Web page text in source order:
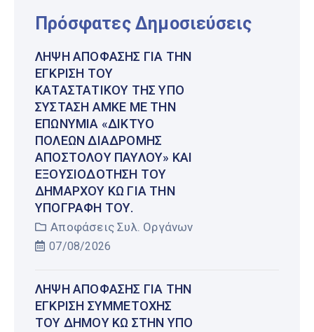
Πρόσφατες Δημοσιεύσεις
ΛΉΨΗ ΑΠΌΦΑΣΗΣ ΓΙΑ ΤΗΝ
ΈΓΚΡΙΣΗ ΤΟΥ
ΚΑΤΑΣΤΑΤΙΚΟΎ ΤΗΣ ΥΠΌ
ΣΎΣΤΑΣΗ ΑΜΚΕ ΜΕ ΤΗΝ
ΕΠΩΝΥΜΊΑ «ΔΊΚΤΥΟ
ΠΌΛΕΩΝ ΔΙΑΔΡΟΜΉΣ
ΑΠΟΣΤΌΛΟΥ ΠΑΎΛΟΥ» ΚΑΙ
ΕΞΟΥΣΙΟΔΌΤΗΣΗ ΤΟΥ
ΔΗΜΆΡΧΟΥ ΚΩ ΓΙΑ ΤΗΝ
ΥΠΟΓΡΑΦΉ ΤΟΥ.
Αποφάσεις Συλ. Οργάνων
07/08/2026
ΛΉΨΗ ΑΠΌΦΑΣΗΣ ΓΙΑ ΤΗΝ
ΈΓΚΡΙΣΗ ΣΥΜΜΕΤΟΧΉΣ
ΤΟΥ ΔΉΜΟΥ ΚΩ ΣΤΗΝ ΥΠΌ